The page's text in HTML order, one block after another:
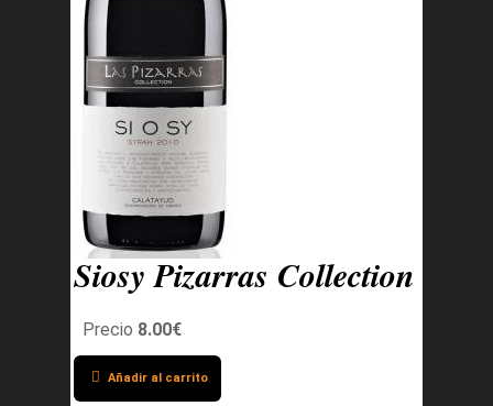
Siosy Pizarras Collection
Precio 8.00€
Añadir al carrito